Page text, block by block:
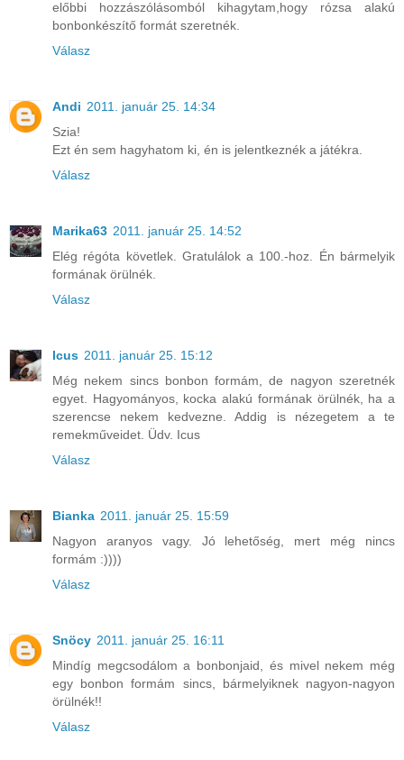
előbbi hozzászólásomból kihagytam,hogy rózsa alakú
bonbonkészítő formát szeretnék.
Válasz
Andi 2011. január 25. 14:34
Szia!
Ezt én sem hagyhatom ki, én is jelentkeznék a játékra.
Válasz
Marika63 2011. január 25. 14:52
Elég régóta követlek. Gratulálok a 100.-hoz. Én bármelyik
formának örülnék.
Válasz
Icus 2011. január 25. 15:12
Még nekem sincs bonbon formám, de nagyon szeretnék
egyet. Hagyományos, kocka alakú formának örülnék, ha a
szerencse nekem kedvezne. Addig is nézegetem a te
remekműveidet. Üdv. Icus
Válasz
Bianka 2011. január 25. 15:59
Nagyon aranyos vagy. Jó lehetőség, mert még nincs
formám :))))
Válasz
Snöcy 2011. január 25. 16:11
Mindíg megcsodálom a bonbonjaid, és mivel nekem még
egy bonbon formám sincs, bármelyiknek nagyon-nagyon
örülnék!!
Válasz